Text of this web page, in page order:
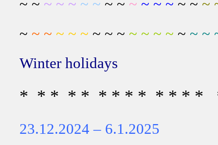
~ ~ ~ ~ ~ ~ ~ ~ ~ ~ ~ ~ ~ ~ ~ ~
~ ~ ~ ~ ~ ~ ~ ~ ~ ~ ~ ~ ~ ~ ~ ~
Winter holidays
* * * * * * * * * * * * *
23.12.2024 – 6.1.2025